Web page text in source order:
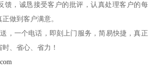
馈，诚恳接受客户的批评，认真处理客户的每
做到客户满意。
，一个电话，即刻上门服务，简易快捷，真正
、省心、省力！